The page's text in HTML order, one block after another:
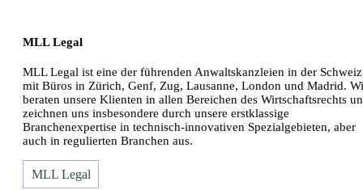
MLL Legal
MLL Legal ist eine der führenden Anwaltskanzleien in der Schweiz
mit Büros in Zürich, Genf, Zug, Lausanne, London und Madrid.
beraten unsere Klienten in allen Bereichen des Wirtschaftsrechts
zeichnen uns insbesondere durch unsere erstklassige
Branchenexpertise in technisch-innovativen Spezialgebieten, aber
auch in regulierten Branchen aus.
MLL Legal